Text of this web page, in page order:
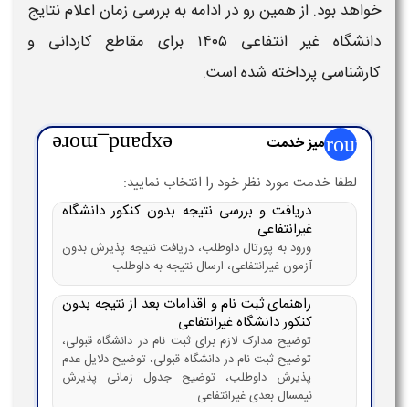
خواهد بود. از همین رو در ادامه به بررسی زمان اعلام نتایج
دانشگاه غیر انتفاعی ۱۴۰۵​
برای مقاطع کاردانی و
کارشناسی پرداخته شده است.
groupمیز خدمت expand_more
لطفا خدمت مورد نظر خود را انتخاب نمایید:
دریافت و بررسی نتیجه بدون کنکور دانشگاه
غیرانتفاعی
ورود به پورتال داوطلب، دریافت نتیجه پذیرش بدون
آزمون غیرانتفاعی، ارسال نتیجه به داوطلب
راهنمای ثبت نام و اقدامات بعد از نتیجه بدون
کنکور دانشگاه غیرانتفاعی
توضیح مدارک لازم برای ثبت نام در دانشگاه قبولی،
توضیح ثبت نام در دانشگاه قبولی، توضیح دلایل عدم
پذیرش داوطلب، توضیح جدول زمانی پذیرش
نیمسال بعدی غیرانتفاعی